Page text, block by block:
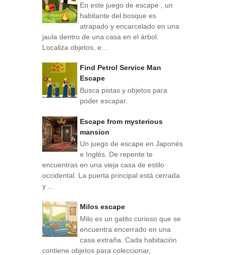
En este juego de escape , un
habitante del bosque es
atrapado y encarcelado en una
jaula dentro de una casa en el árbol.
Localiza objetos, e...
Find Petrol Service Man
Escape
Busca pistas y objetos para
poder escapar.
Escape from mysterious
mansion
Un juego de escape en Japonés
e Inglés. De repente te
encuentras en una vieja casa de estilo
occidental. La puerta principal está cerrada
y ...
Milos escape
Milo es un gatito curioso que se
encuentra encerrado en una
casa extraña. Cada habitación
contiene objetos para coleccionar,